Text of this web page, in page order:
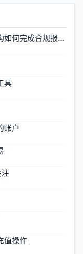
程序化报备流程是什么？金融机构如何完成合规报备
具
账户
值操作